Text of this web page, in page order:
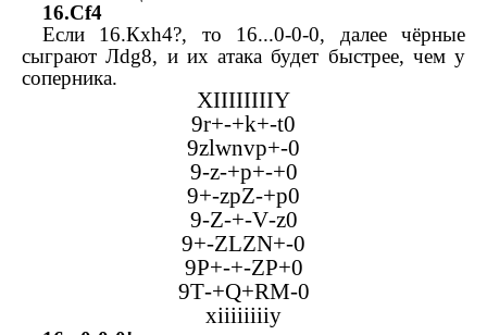
16.Сf4
Если 16.Кxh4?, то 16...0-­0-­0, далее чёрные
сыграютЛdg8, и их атака будет быстрее, чем у
соперника.
XIIIIIIIIY
9r+-+k+-t0
9zlwnvp+-0
9-z-+p+-+0
9+-zpZ-+p0
9-Z-+-V-z0
9+-ZLZN+-0
9P+-+-ZP+0
9T-+Q+RM-0
xiiiiiiiiy